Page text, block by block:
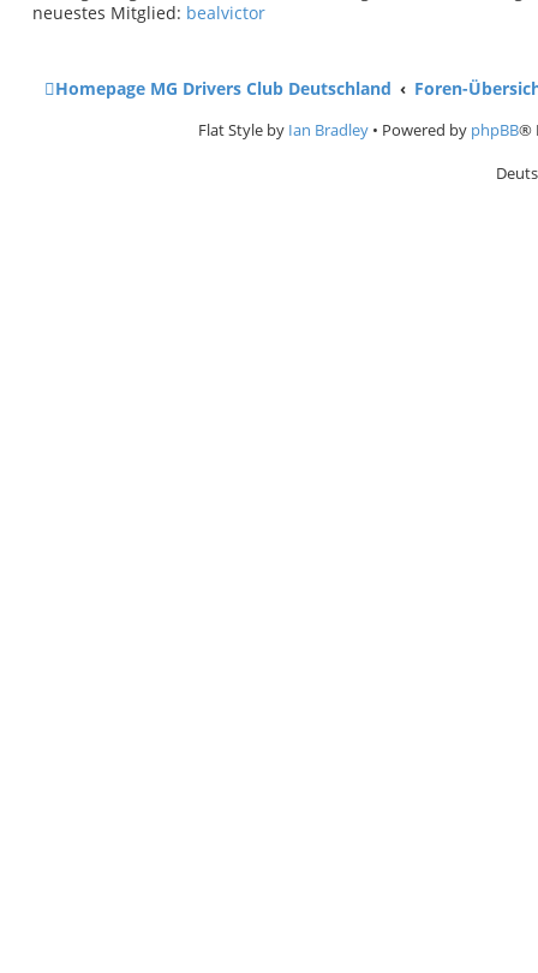
neuestes Mitglied: bealvictor
Homepage MG Drivers Club Deutschland Foren-
Flat Style by Ian Bradley • Powered by phpBB®